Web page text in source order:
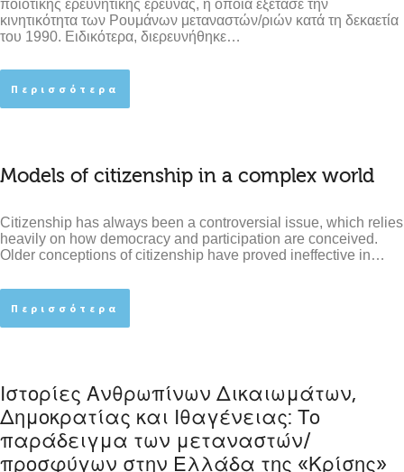
ποιοτικής ερευνητικής έρευνας, η οποία εξέτασε την
κινητικότητα των Ρουμάνων μεταναστών/ριών κατά τη δεκαετία
του 1990. Ειδικότερα, διερευνήθηκε…
Περισσότερα
Models of citizenship in a complex world
Citizenship has always been a controversial issue, which relies
heavily on how democracy and participation are conceived.
Older conceptions of citizenship have proved ineffective in…
Περισσότερα
Ιστορίες Ανθρωπίνων Δικαιωμάτων,
Δημοκρατίας και Ιθαγένειας: Το
παράδειγμα των μεταναστών/
προσφύγων στην Ελλάδα της «Κρίσης»